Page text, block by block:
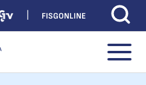
FISGONLINE